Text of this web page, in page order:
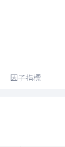
因子指標